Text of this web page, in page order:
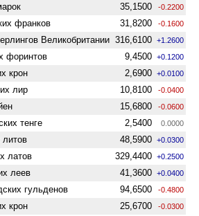
35,1500 -0.2200
франков 31,8200 -0.1600
Велико­британии 316,6100 +1.2600
форинтов 9,4500 +0.1200
крон 2,6900 +0.0100
лир 10,8100 -0.0400
15,6800 -0.0600
тенге 2,5400 0.0000
литов 48,5900 +0.0300
латов 329,4400 +0.2500
леев 41,3600 +0.0400
гульденов 94,6500 -0.4800
крон 25,6700 -0.0300